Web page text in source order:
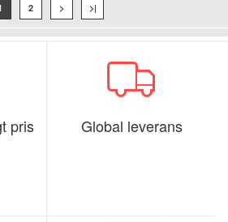
2 > >|
pris Global leverans